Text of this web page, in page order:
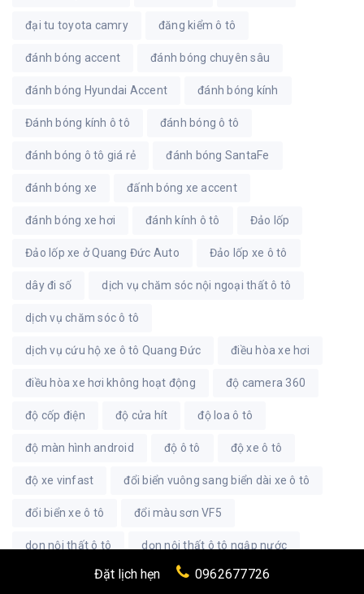
đại tu toyota camry đăng kiểm ô tô
đánh bóng accent đánh bóng chuyên sâu
đánh bóng Hyundai Accent đánh bóng kính
Đánh bóng kính ô tô đánh bóng ô tô
đánh bóng ô tô giá rẻ đánh bóng SantaFe
đánh bóng xe đấnh bóng xe accent
đánh bóng xe hơi đánh kính ô tô Đảo lốp
Đảo lốp xe ở Quang Đức Auto Đảo lốp xe ô tô
dây đi số dịch vụ chăm sóc nội ngoại thất ô tô
dịch vụ chăm sóc ô tô
dịch vụ cứu hộ xe ô tô Quang Đức điều hòa xe hơi
điều hòa xe hơi không hoạt động độ camera 360
độ cốp điện độ cửa hít độ loa ô tô
độ màn hình android độ ô tô độ xe ô tô
độ xe vinfast đổi biển vuông sang biển dài xe ô tô
đổi biển xe ô tô đổi màu sơn VF5
dọn nội thất ô tô dọn nội thất ô tô ngập nước
Dọn nội thất xe hơi dọn nội thất xe mazda
Đặt lịch hẹn 0962677726